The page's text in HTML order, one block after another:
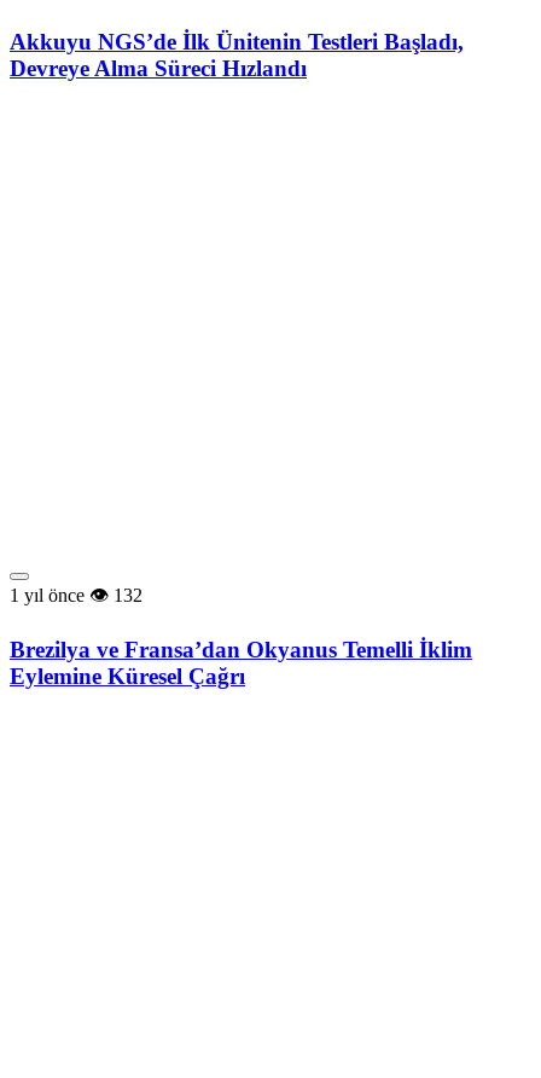
Akkuyu NGS’de İlk Ünitenin Testleri Başladı,
Devreye Alma Süreci Hızlandı
1 yıl önce 132
Brezilya ve Fransa’dan Okyanus Temelli İklim
Eylemine Küresel Çağrı